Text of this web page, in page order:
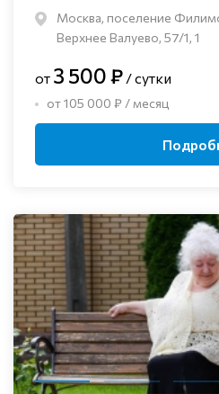
Москва, поселение
Верхнее Валуево, 57/1, 1
от 3 500 ₽ / сутки
от 105 000 ₽ / месяц